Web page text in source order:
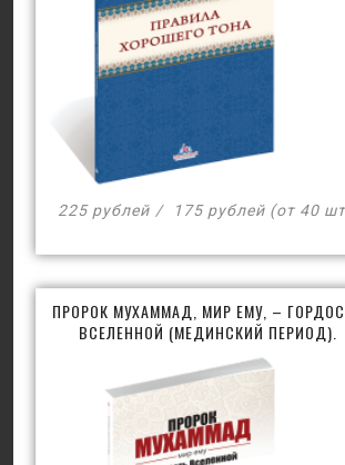
225 рублей 175 рублей (от 40
ПРОРОК МУХАММАД, МИР ЕМУ, –
ВСЕЛЕННОЙ (МЕДИНСКИЙ ПЕРИОД).